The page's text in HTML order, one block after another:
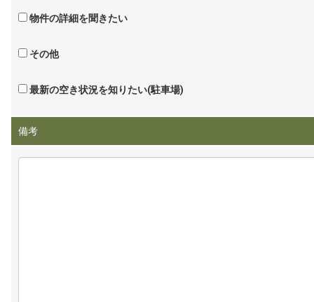
物件の詳細を聞きたい
その他
最新の空き状況を知りたい(駐車場)
備考